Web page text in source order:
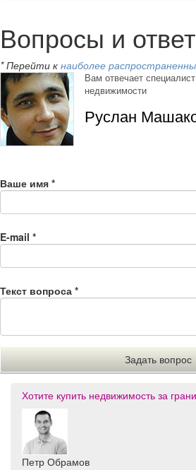
Вопросы и
* Перейти к наиболее
Вам отвечает
недвижимости
Руслан
Ваше имя *
E-mail *
Текст вопроса *
Хотите купить недвижимость за
Петр Обрамов